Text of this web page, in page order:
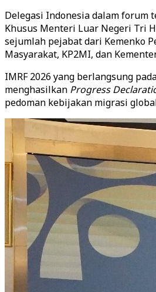
Delegasi Indonesia dalam forum
Khusus Menteri Luar Negeri Tri
sejumlah pejabat dari Kemenko
Masyarakat, KP2MI, dan
IMRF 2026 yang berlangsung
menghasilkan Progress
pedoman kebijakan migrasi